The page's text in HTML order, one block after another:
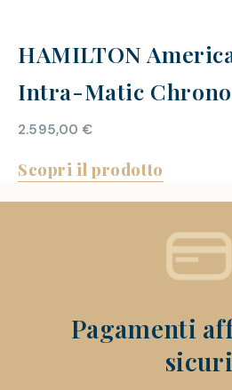
HAMILTON
Intra-Matic Chrono
2.595,00 €
Scopri il prodotto
Pagamenti
sicuri